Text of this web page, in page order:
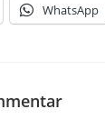
WhatsApp